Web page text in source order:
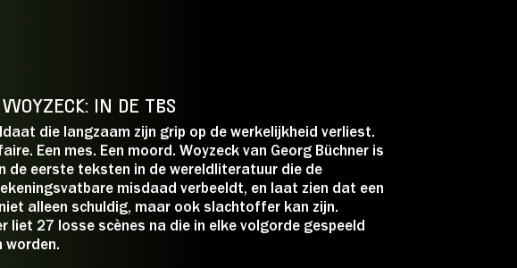
zichtbaar.
WOYZECK: IN DE TBS
die langzaam zijn grip op de werkelijkheid verliest.
Een mes. Een moord. Woyzeck van Georg Büchner is
de eerste teksten in de wereldliteratuur die de
misdaad verbeeldt, en laat zien dat een
alleen schuldig, maar ook slachtoffer kan zijn.
liet 27 losse scènes na die in elke volgorde gespeeld
worden.